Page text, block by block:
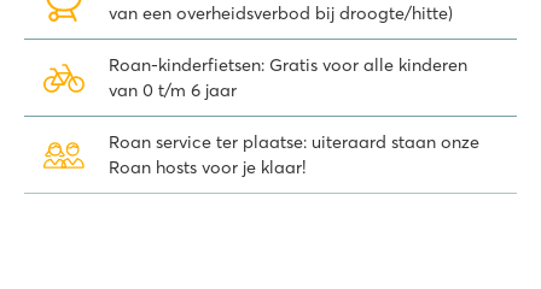
van een overheidsverbod bij droogte/hitte)
Roan-kinderfietsen: Gratis voor alle kinderen
van 0 t/m 6 jaar
Roan service ter plaatse: uiteraard staan onze
Roan hosts voor je klaar!